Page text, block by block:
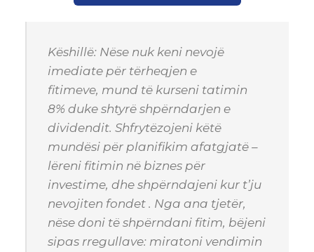
Këshillë: Nëse nuk keni nevojë
imediate për tërheqjen e
fitimeve, mund të kurseni tatimin
8% duke shtyrë shpërndarjen e
dividendit. Shfrytëzojeni këtë
mundësi për planifikim afatgjatë –
lëreni fitimin në biznes për
investime, dhe shpërndajeni kur t’ju
nevojiten fondet . Nga ana tjetër,
nëse doni të shpërndani fitim, bëjeni
sipas rregullave: miratoni vendimin